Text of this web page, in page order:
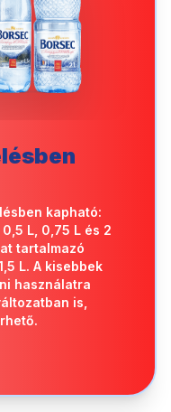
kapható:
L, 0,75 L és 2
tartalmazó
L. A kisebbek
használatra
is,